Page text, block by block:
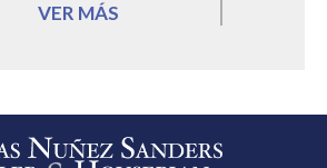
VER MÁS